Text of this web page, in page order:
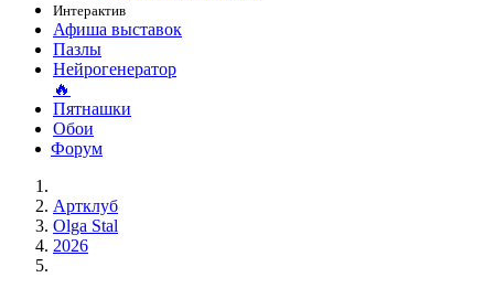
Интерактив
Афиша выставок
Пазлы
Нейрогенератор
🔥
Пятнашки
Обои
Форум
Артклуб
Olga Stal
2026